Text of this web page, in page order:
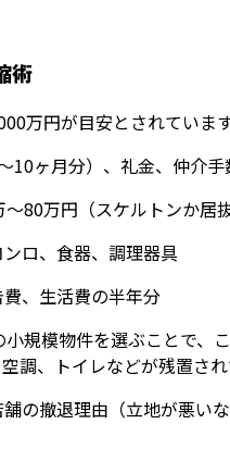
術
万円が目安とされていま
10ヶ月分）、礼金、仲介
80万円（スケルトンか居
ロ、食器、調理器具
、生活費の半年分
規模物件を選ぶことで
調、トイレなどが残置さ
の撤退理由（立地が悪い